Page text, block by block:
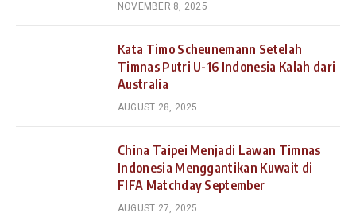
NOVEMBER 8, 2025
Kata Timo Scheunemann Setelah
Timnas Putri U-16 Indonesia Kalah dari
Australia
AUGUST 28, 2025
China Taipei Menjadi Lawan Timnas
Indonesia Menggantikan Kuwait di
FIFA Matchday September
AUGUST 27, 2025